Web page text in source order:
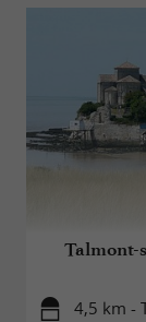
Talmont-
4,5 km -